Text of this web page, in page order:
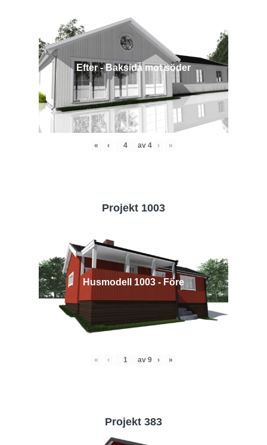
Efter - Baksida mot söder
« ‹ av 4 › »
Projekt 1003
Husmodell 1003 - Före
« ‹ av 9 › »
Projekt 383